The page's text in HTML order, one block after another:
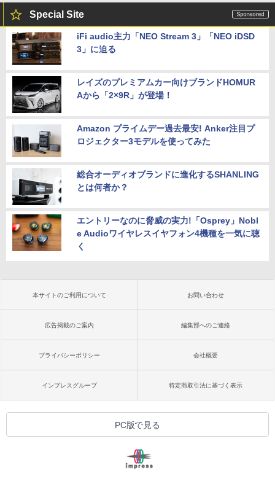
Special Site
iFi audio主力「NEO Stream 3」「NEO iDSD
3」に迫る
レイズのプレミアムカー向けブランドHOMUR
Aから「2×9R」が登場！
Amazon プライムデー過去最安! Anker注目プ
ロジェクター3モデルを使ってみた
総合オーディオブランドに進化するSHANLING
とは何者か？
エントリーなのに脅威の実力!「Osprey」Nobl
e Audioワイヤレスイヤフォン4機種を一気に聴
く
本サイトのご利用について お問い合わせ
広告掲載のご案内 編集部へのご連絡
プライバシーポリシー 会社概要
インプレスグループ 特定商取引法に基づく表示
PC版で見る